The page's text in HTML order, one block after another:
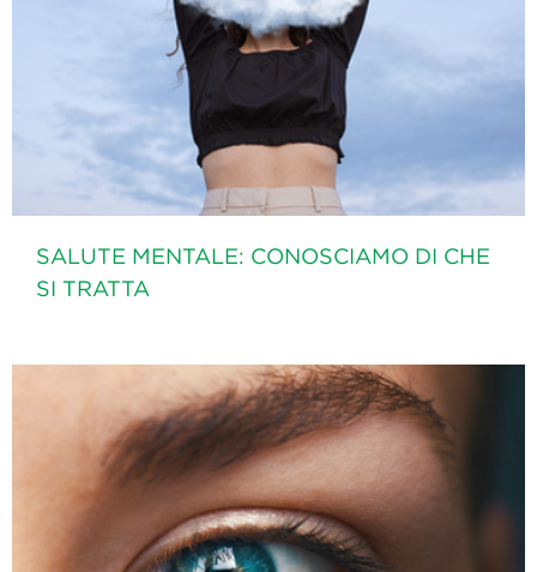
SALUTE MENTALE: CONOSCIAMO DI CHE
SI TRATTA